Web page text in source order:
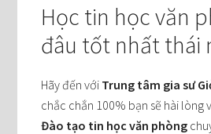
Học tin học văn
đâu tốt nhất thái
Hãy đến với Trung tâm gia sư
chắc chắn 100% bạn sẽ hài lòng
Đào tạo tin học văn phòng